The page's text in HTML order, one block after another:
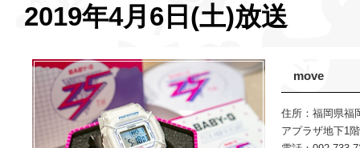
2019年4月6日(土)放送
move
住所：福岡県福
アプラザ地下1階